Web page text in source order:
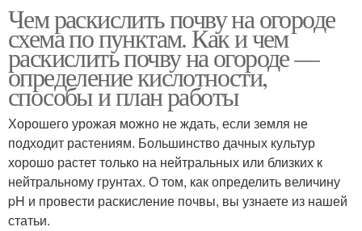
Чем раскислить почву на огороде
схема по пунктам. Как и чем
раскислить почву на огороде —
определение кислотности,
способы и план работы
Хорошего урожая можно не ждать, если земля не
подходит растениям. Большинство дачных культур
хорошо растет только на нейтральных или близких к
нейтральному грунтах. О том, как определить величину
pH и провести раскисление почвы, вы узнаете из нашей
статьи.